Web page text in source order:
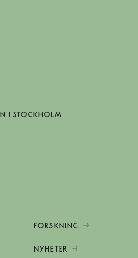
i Stockholm
FORSKNING
NYHETER